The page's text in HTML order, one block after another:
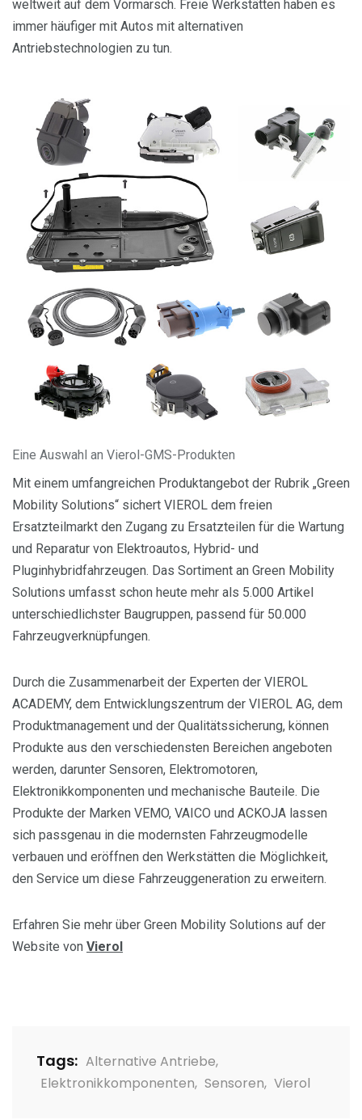
weltweit auf dem Vormarsch. Freie Werkstätten haben es
immer häufiger mit Autos mit alternativen
Antriebstechnologien zu tun.
Eine Auswahl an Vierol-GMS-Produkten
Mit einem umfangreichen Produktangebot der Rubrik „Green
Mobility Solutions“ sichert VIEROL dem freien
Ersatzteilmarkt den Zugang zu Ersatzteilen für die Wartung
und Reparatur von Elektroautos, Hybrid- und
Pluginhybridfahrzeugen. Das Sortiment an Green Mobility
Solutions umfasst schon heute mehr als 5.000 Artikel
unterschiedlichster Baugruppen, passend für 50.000
Fahrzeugverknüpfungen.
Durch die Zusammenarbeit der Experten der VIEROL
ACADEMY, dem Entwicklungszentrum der VIEROL AG, dem
Produktmanagement und der Qualitätssicherung, können
Produkte aus den verschiedensten Bereichen angeboten
werden, darunter Sensoren, Elektromotoren,
Elektronikkomponenten und mechanische Bauteile. Die
Produkte der Marken VEMO, VAICO und ACKOJA lassen
sich passgenau in die modernsten Fahrzeugmodelle
verbauen und eröffnen den Werkstätten die Möglichkeit,
den Service um diese Fahrzeuggeneration zu erweitern.
Erfahren Sie mehr über Green Mobility Solutions auf der
Website von Vierol
Tags: Alternative Antriebe,
Elektronikkomponenten, Sensoren, Vierol